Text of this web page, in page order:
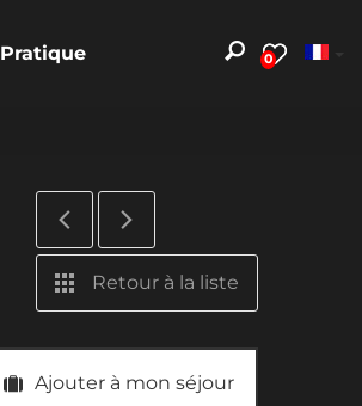
0
Pratique
Retour à la liste
Ajouter à mon séjour